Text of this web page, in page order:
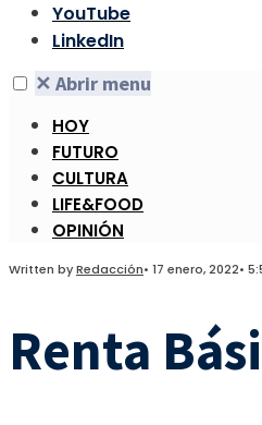
YouTube
LinkedIn
✕ Abrir menu
HOY
FUTURO
CULTURA
LIFE&FOOD
OPINIÓN
Written byRedacción• 17 enero, 2022•
Renta